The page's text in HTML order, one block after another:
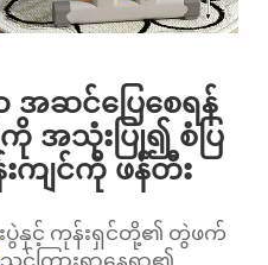
င်ပြေစေရန်
အသုံးပြု၍ စံပြ
ကျင်ကို ဖန်တီး
းပွဲနှင့် ကုန်းရှင်တို့၏ တွဲဖက်
သင်ကြားရာနေရာ၏